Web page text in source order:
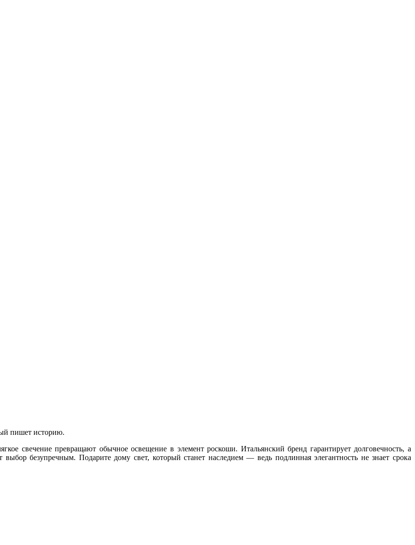
пишет историю.
свечение превращают обычное освещение в элемент роскоши. Итальянский бренд гарантирует долговечность, а
выбор безупречным. Подарите дому свет, который станет наследием — ведь подлинная элегантность не знает срока